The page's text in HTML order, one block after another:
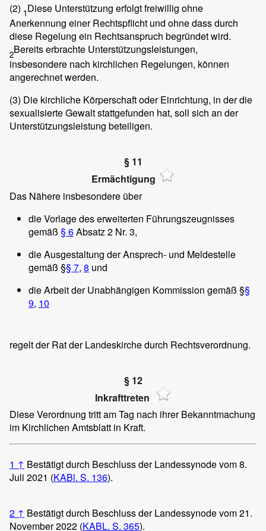
(2) 1Diese Unterstützung erfolgt freiwillig ohne
Anerkennung einer Rechtspflicht und ohne dass durch
diese Regelung ein Rechtsanspruch begründet wird.
2Bereits erbrachte Unterstützungsleistungen,
insbesondere nach kirchlichen Regelungen, können
angerechnet werden.
(3) Die kirchliche Körperschaft oder Einrichtung, in der die
sexualisierte Gewalt stattgefunden hat, soll sich an der
Unterstützungsleistung beteiligen.
§ 11
Ermächtigung
Das Nähere insbesondere über
die Vorlage des erweiterten Führungszeugnisses
gemäß § 6Absatz 2 Nr. 3,
die Ausgestaltung der Ansprech- und Meldestelle
gemäß §§ 7, 8 und
die Arbeit der Unabhängigen Kommission gemäß §§
9, 10
regelt der Rat der Landeskirche durch Rechtsverordnung.
§ 12
Inkrafttreten
Diese Verordnung tritt am Tag nach ihrer Bekanntmachung
im Kirchlichen Amtsblatt in Kraft.
1 ↑ Bestätigt durch Beschluss der Landessynode vom 8.
Juli 2021 (KABl. S. 136).
2 ↑ Bestätigt durch Beschluss der Landessynode vom 21.
November 2022 (KABL. S. 365).